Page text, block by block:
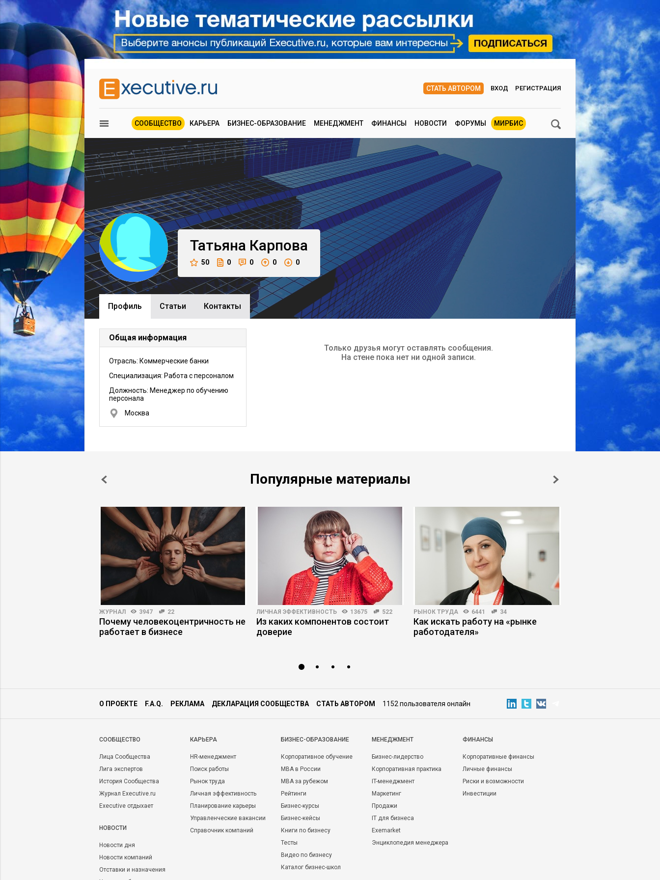
СТАТЬ АВТОРОМ ВХОД РЕГИСТРАЦИЯ
СООБЩЕСТВО КАРЬЕРА БИЗНЕС-ОБРАЗОВАНИЕ МЕНЕДЖМЕНТ ФИНАНСЫ НОВОСТИ ФОРУМЫ МИРБИС
Татьяна Карпова
50 0 0 0 0
Профиль Cтатьи Контакты
Общая информация
Отрасль: Коммерческие банки
Специализация: Работа с персоналом
Должность: Менеджер по обучению
персонала
Москва
Только друзья могут оставлять сообщения.
На стене пока нет ни одной записи.
Популярные материалы
ЖУРНАЛ 3947 22
Почему человекоцентричность не
работает в бизнесе
ЛИЧНАЯ ЭФФЕКТИВНОСТЬ 13675 522
Из каких компонентов состоит
доверие
РЫНОК ТРУДА 6441 34
Как искать работу на «рынке
работодателя»
О ПРОЕКТЕ F.A.Q. РЕКЛАМА ДЕКЛАРАЦИЯ СООБЩЕСТВА СТАТЬ АВТОРОМ 1152 пользователя онлайн
CООБЩЕСТВО
Лица Сообщества
Лига экспертов
История Сообщества
Журнал Executive.ru
Executive отдыхает
НОВОСТИ
Новости дня
Новости компаний
Отставки и назначения
КАРЬЕРА
HR-менеджмент
Поиск работы
Рынок труда
Личная эффективность
Планирование карьеры
Управленческие вакансии
Справочник компаний
БИЗНЕС-ОБРАЗОВАНИЕ
Корпоративное обучение
MBA в России
MBA за рубежом
Рейтинги
Бизнес-курсы
Бизнес-кейсы
Книги по бизнесу
Тесты
Видео по бизнесу
Каталог бизнес-школ
МЕНЕДЖМЕНТ
Бизнес-лидерство
Корпоративная практика
IT-менеджмент
Маркетинг
Продажи
IT для бизнеса
Exemarket
Энциклопедия менеджера
ФИНАНСЫ
Корпоративные финансы
Личные финансы
Риски и возможности
Инвестиции